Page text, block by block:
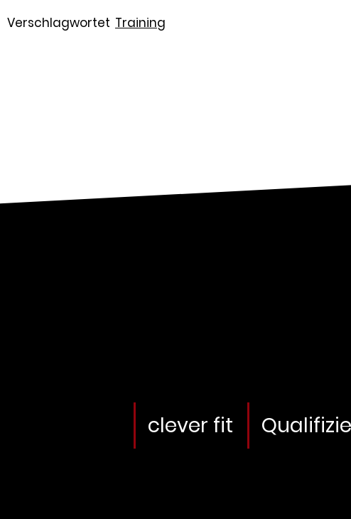
Verschlagwortet Training
clever fit